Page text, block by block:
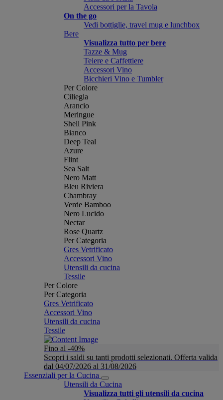
Accessori per la Tavola
On the go
Vedi bottiglie, travel mug e lunchbox
Bere
Visualizza tutto per bere
Tazze & Mug
Teiere e Caffettiere
Accessori Vino
Bicchieri Vino e Tumbler
Per Colore
Ciliegia
Arancio
Meringue
Shell Pink
Bianco
Deep Teal
Azure
Flint
Sea Salt
Nero Matt
Bleu Riviera
Chambray
Verde Bamboo
Nero Lucido
Nectar
Rose Quartz
Per Categoria
Gres Vetrificato
Accessori Vino
Utensili da cucina
Tessile
Per Colore
Per Categoria
Gres Vetrificato
Accessori Vino
Utensili da cucina
Tessile
Fino al -40%
Scopri i saldi su tanti prodotti selezionati. Offerta valida
dal 04/07/2026 al 31/08/2026
Essenziali per la Cucina
Utensili da Cucina
Visualizza tutti gli utensili da cucina